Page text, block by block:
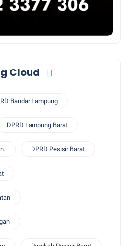
Cloud
Bandar Lampung
DPRD Lampung Barat
DPRD Pesisir Barat